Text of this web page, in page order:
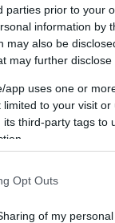
parties prior to your
information by
may also be
may further
app uses one or
to your visit
third-party tags to
Opt Outs
of my personal